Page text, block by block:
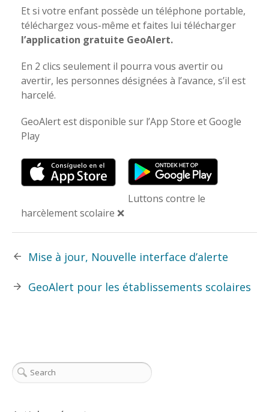
Et si votre enfant possède un téléphone portable,
téléchargez vous-même et faites lui télécharger
l’application gratuite GeoAlert.
En 2 clics seulement il pourra vous avertir ou
avertir, les personnes désignées à l’avance, s’il est
harcelé.
GeoAlert est disponible sur l’App Store et Google
Play
Luttons contre le
harcèlement scolaire ❌
Mise à jour, Nouvelle interface d’alerte
GeoAlert pour les établissements scolaires